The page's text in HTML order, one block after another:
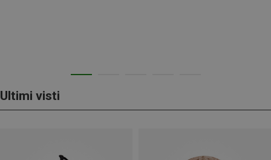
Ultimi visti